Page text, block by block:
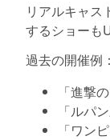
リアルキャス
するショーも
過去の開催例：
「進撃
「ルパ
「ワン